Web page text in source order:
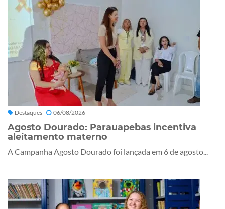
Destaques 06/08/2026
Agosto Dourado: Parauapebas incentiva
aleitamento materno
A Campanha Agosto Dourado foi lançada em 6 de agosto...